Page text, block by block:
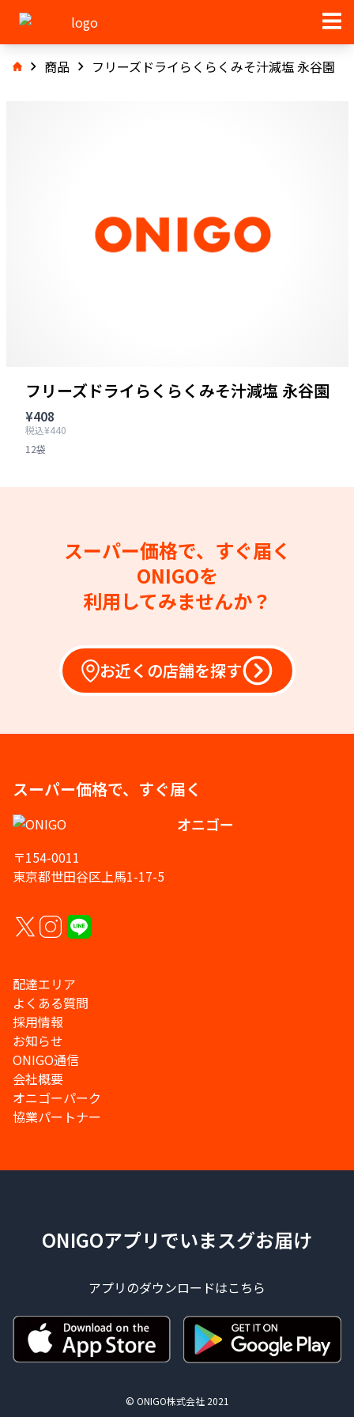
商品 フリーズドライらくらくみそ汁減塩 永谷園
フリーズドライらくらくみそ汁減塩 永谷園
¥408
税込¥440
12袋
スーパー価格で、すぐ届く
ONIGOを
利用してみませんか？
お近くの店舗を探す
スーパー価格で、すぐ届く
オニゴー
〒154-0011
東京都世田谷区上馬1-17-5
配達エリア
よくある質問
採用情報
お知らせ
ONIGO通信
会社概要
オニゴーパーク
協業パートナー
ONIGOアプリでいまスグお届け
アプリのダウンロードはこちら
© ONIGO株式会社 2021